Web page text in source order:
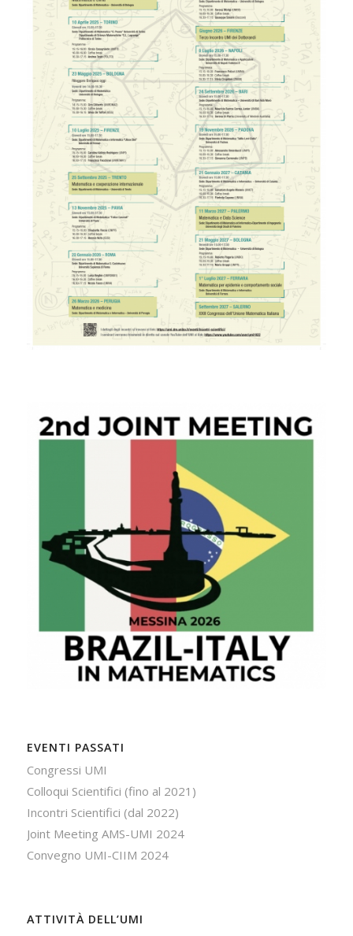
EVENTI PASSATI
Congressi UMI
Colloqui Scientifici (fino al 2021)
Incontri Scientifici (dal 2022)
Joint Meeting AMS-UMI 2024
Convegno UMI-CIIM 2024
ATTIVITÀ DELL’UMI